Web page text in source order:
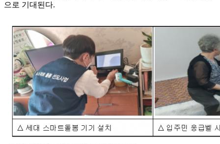
으로 기대된다.